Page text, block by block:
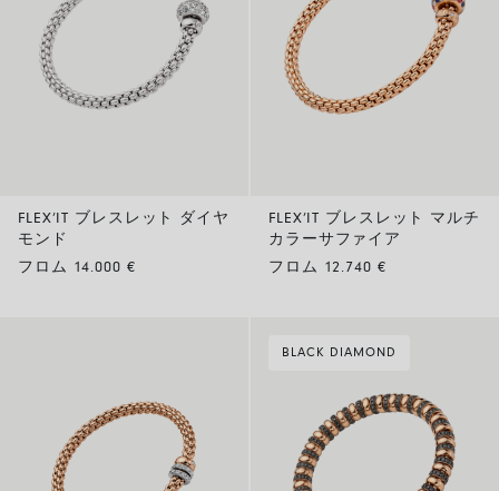
FLEX’IT ブレスレット ダイヤ
モンド
フロム 14.000 €
FLEX’IT ブレスレット マルチ
カラーサファイア
フロム 12.740 €
BLACK DIAMOND